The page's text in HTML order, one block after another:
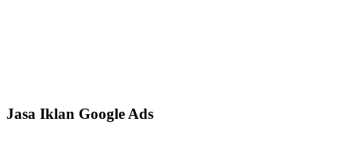
Jasa Iklan Google Ads